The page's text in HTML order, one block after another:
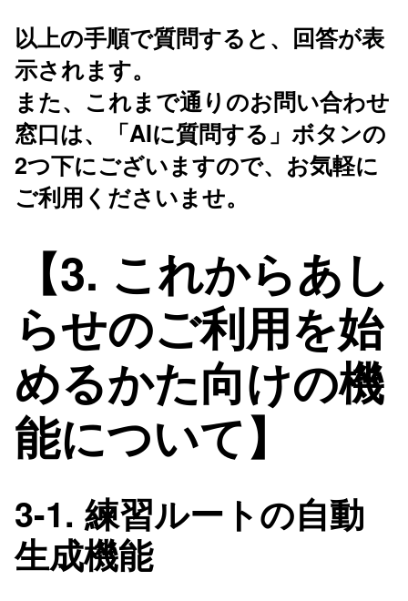
以上の手順で質問すると、回答が表
示されます。
また、これまで通りのお問い合わせ
窓口は、「AIに質問する」ボタンの
2つ下にございますので、お気軽に
ご利用くださいませ。
【3. これからあし
らせのご利用を始
めるかた向けの機
能について】
3-1. 練習ルートの自動
生成機能